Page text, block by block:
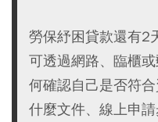
勞保紓困貸款還有2
可透過網路、臨櫃
何確認自己是否符
什麼文件、線上申